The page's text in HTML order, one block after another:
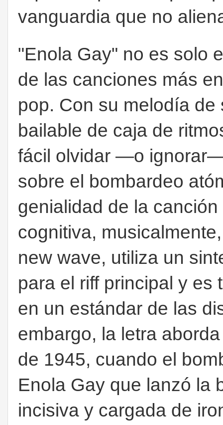
vanguardia que no
"Enola Gay" no es solo
de las canciones más
pop. Con su melodía
bailable de caja de
fácil olvidar —o
sobre el bombardeo
genialidad de la
cognitiva,
new wave, utiliza un
para el riff principal y es
en un estándar de las
embargo, la letra
de 1945, cuando el
Enola Gay que lanzó la
incisiva y cargada de